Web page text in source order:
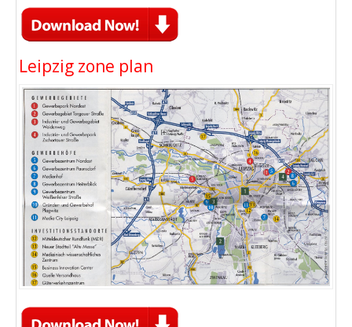
Leipzig zone plan